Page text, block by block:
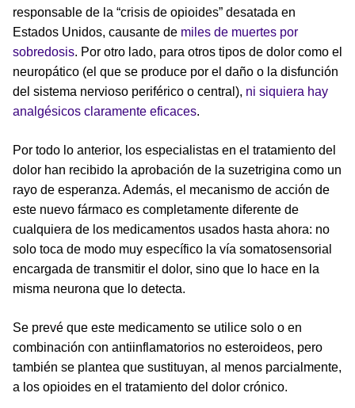
responsable de la “crisis de opioides” desatada en
Estados Unidos, causante de miles de muertes por
sobredosis. Por otro lado, para otros tipos de dolor como el
neuropático (el que se produce por el daño o la disfunción
del sistema nervioso periférico o central), ni siquiera hay
analgésicos claramente eficaces.
Por todo lo anterior, los especialistas en el tratamiento del
dolor han recibido la aprobación de la suzetrigina como un
rayo de esperanza. Además, el mecanismo de acción de
este nuevo fármaco es completamente diferente de
cualquiera de los medicamentos usados hasta ahora: no
solo toca de modo muy específico la vía somatosensorial
encargada de transmitir el dolor, sino que lo hace en la
misma neurona que lo detecta.
Se prevé que este medicamento se utilice solo o en
combinación con antiinflamatorios no esteroideos, pero
también se plantea que sustituyan, al menos parcialmente,
a los opioides en el tratamiento del dolor crónico.